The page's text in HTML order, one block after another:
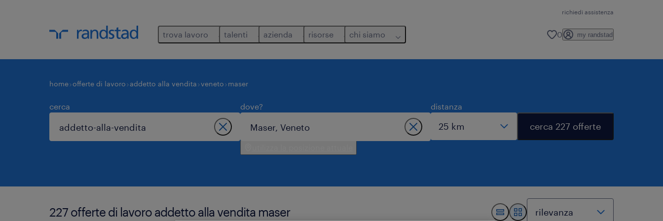
richiedi assistenza
trova lavoro talenti azienda risorse chi siamo 0 my randstad
home offerte di lavoro addetto alla vendita veneto maser
cerca dove? distanza
cerca 227 offerte
227 offerte di lavoro addetto alla vendita maser